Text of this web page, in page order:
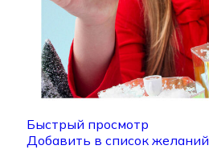
Быстрый просмотр
Добавить в список желаний